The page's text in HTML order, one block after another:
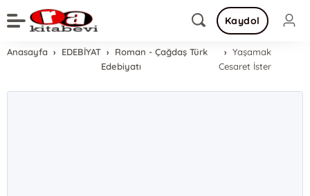
Kaydol
Anasayfa EDEBİYAT
Roman - Çağdaş Türk
Edebiyatı
Yaşamak
Cesaret İster